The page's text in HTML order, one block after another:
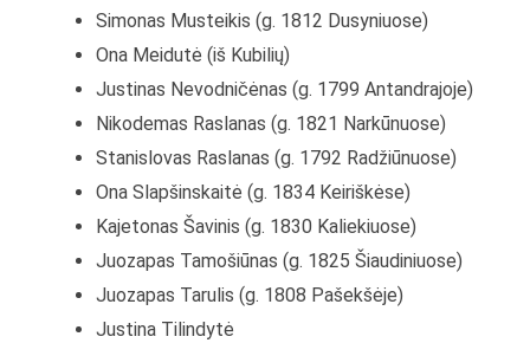
Simonas Musteikis (g. 1812 Dusyniuose)
Ona Meidutė (iš Kubilių)
Justinas Nevodničėnas (g. 1799 Antandrajoje)
Nikodemas Raslanas (g. 1821 Narkūnuose)
Stanislovas Raslanas (g. 1792 Radžiūnuose)
Ona Slapšinskaitė (g. 1834 Keiriškėse)
Kajetonas Šavinis (g. 1830 Kaliekiuose)
Juozapas Tamošiūnas (g. 1825 Šiaudiniuose)
Juozapas Tarulis (g. 1808 Pašekšėje)
Justina Tilindytė